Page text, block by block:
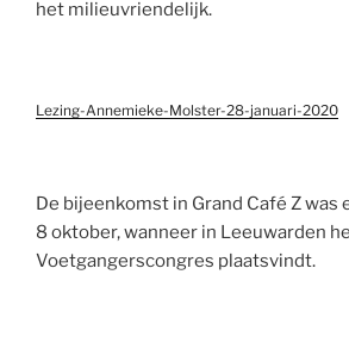
het milieuvriendelijk.
Lezing-Annemieke-Molster-28-januari-2020
De bijeenkomst in Grand Café Z was
8 oktober, wanneer in Leeuwarden
Voetgangerscongres plaatsvindt.